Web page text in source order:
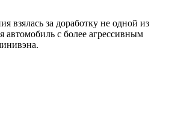
взялась за доработку не одной из
с более агрессивным